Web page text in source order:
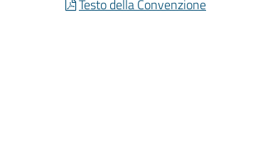
Testo della Convenzione